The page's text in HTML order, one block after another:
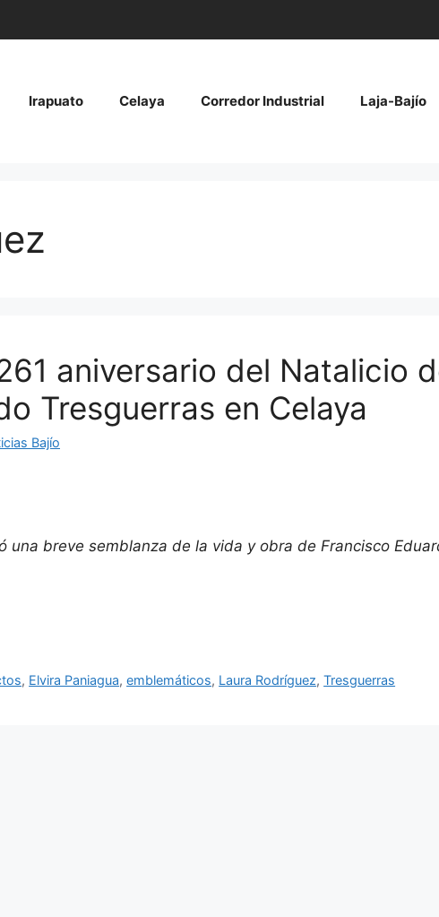
Irapuato Celaya Corredor Industrial Laja-Bajío
aniversario del Natalicio
Tresguerras en Celaya
Bajío
una breve semblanza de la vida y obra de Francisco
, Elvira Paniagua,emblemáticos, Laura Rodríguez,Tresguerras